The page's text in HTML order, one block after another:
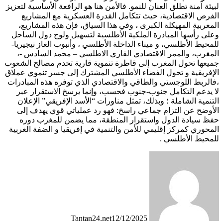
لبيئة آمنة تطلق العنان للنمو. فالأمن هنا هو الرافعة الأساسية لتعزيز
الفرص الاقتصادية، حيث تتكامل القدرة العسكرية مع المشاريع
المغربية المهيكلة الكبرى ، وفي هذا السياق، فإن هذه المشاريع،
وعلى رأسها المبادرة الملكية الأطلسية لتسهيل ولوج دول الساحل
للمحيط الأطلسي، و ميناء الداخلة الأطلسي ، وأنبوب الغاز نيجيريا-
المغرب، والممر الاقتصادي القاري الاطلسي – محمد السادس -،
جميعها تحول المغرب إلى قاطرة تنموية قارية تخدم مصالح الشعوب
الإفريقية و تحول الفضاء الأطلسي المشترك إلى جسر تنموي عملاق
،فالربط اللوجستي والطاقي والاقتصادي الذي توفره هذه المبادرات
لا يدعم التكامل جنوب-جنوب فحسب، وإنما يرسخ الاستقرار عبر
التنمية الشاملة ؛ وبذلك، تمثل مناورات “الأسد الإفريقي” الإعلان
الأوضح عن التزام جماعي راسخ: فهو رد عملياتي قوي يهدف إلى
حفظ سيادة الدول واستقرار المنطقة، مما يضمن للمغرب دوره
المحوري كمركز إقليمي للأمن والتنمية في إفريقيا و الضفة الغربية
للمحيط الأطلسي .
Tantan24.net12/12/2025